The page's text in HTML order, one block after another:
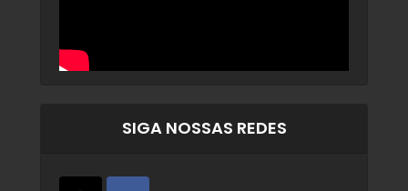
SIGA NOSSAS REDES